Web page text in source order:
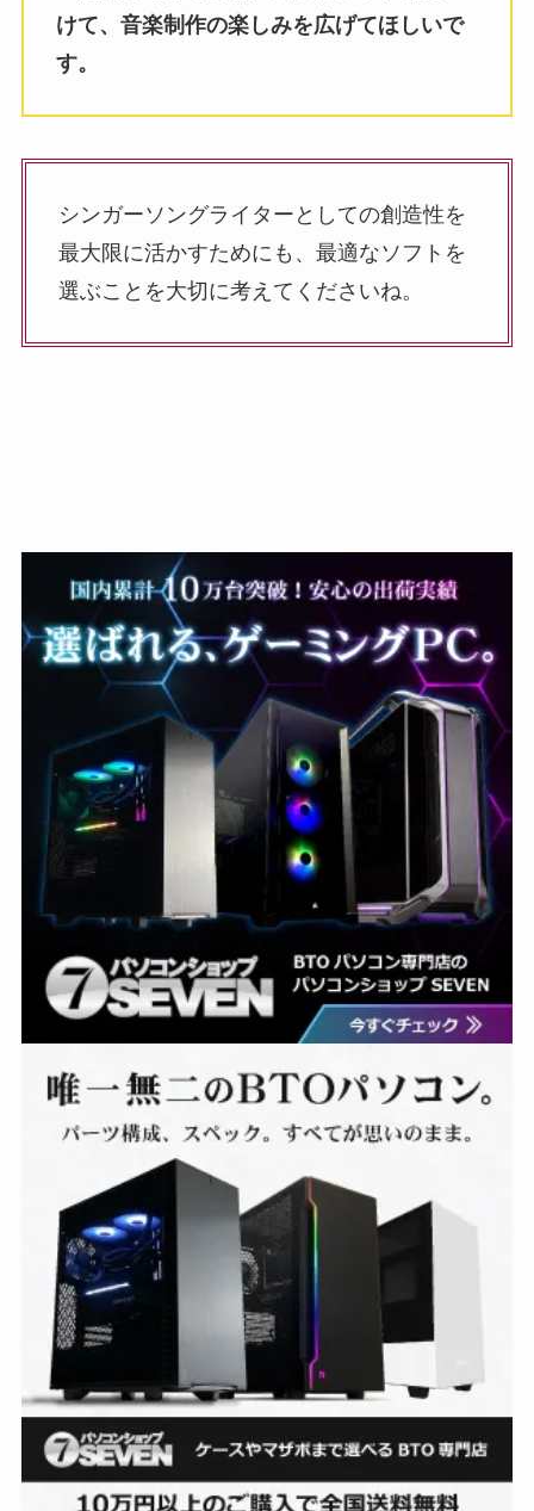
けて、音楽制作の楽しみを広げてほしいで
す。
シンガーソングライターとしての創造性を
最大限に活かすためにも、最適なソフトを
選ぶことを大切に考えてくださいね。